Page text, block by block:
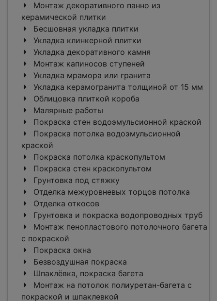
Монтаж декоративного панно из
керамической плитки
Бесшовная укладка плитки
Укладка клинкерной плитки
Укладка декоративного камня
Монтаж капиносов ступеней
Укладка мрамора или гранита
Укладка керамогранита толщиной от 15 мм
Облицовка плиткой короба
Малярные работы
Покраска стен водоэмульсионной краской
Покраска потолка водоэмульсионной
краской
Покраска потолка краскопультом
Покраска стен краскопультом
Грунтовка под стяжку
Отделка межуровневых торцов потолка
Отделка откосов
Грунтовка и покраска водопроводных труб
Монтаж пенопластового потолочного багета
c покраской
Покраска окна
Безвоздушная покраска
Шпаклёвка, покраска багета
Монтаж на потолок полиуретан-багета c
покраской и шпаклевкой